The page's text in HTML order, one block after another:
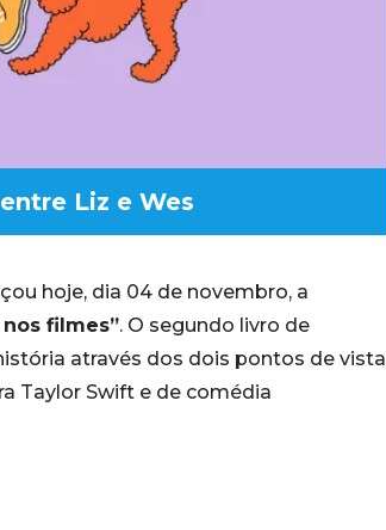
Liz e Wes
hoje, dia 04 de novembro, a
filmes”. O segundo livro de
através dos dois pontos de vista
Taylor Swift e de comédia